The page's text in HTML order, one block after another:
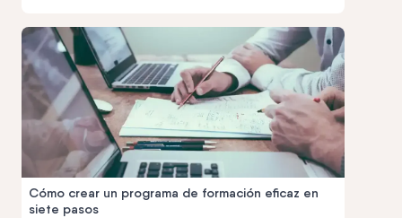
Cómo crear un programa de formación eficaz en
siete pasos